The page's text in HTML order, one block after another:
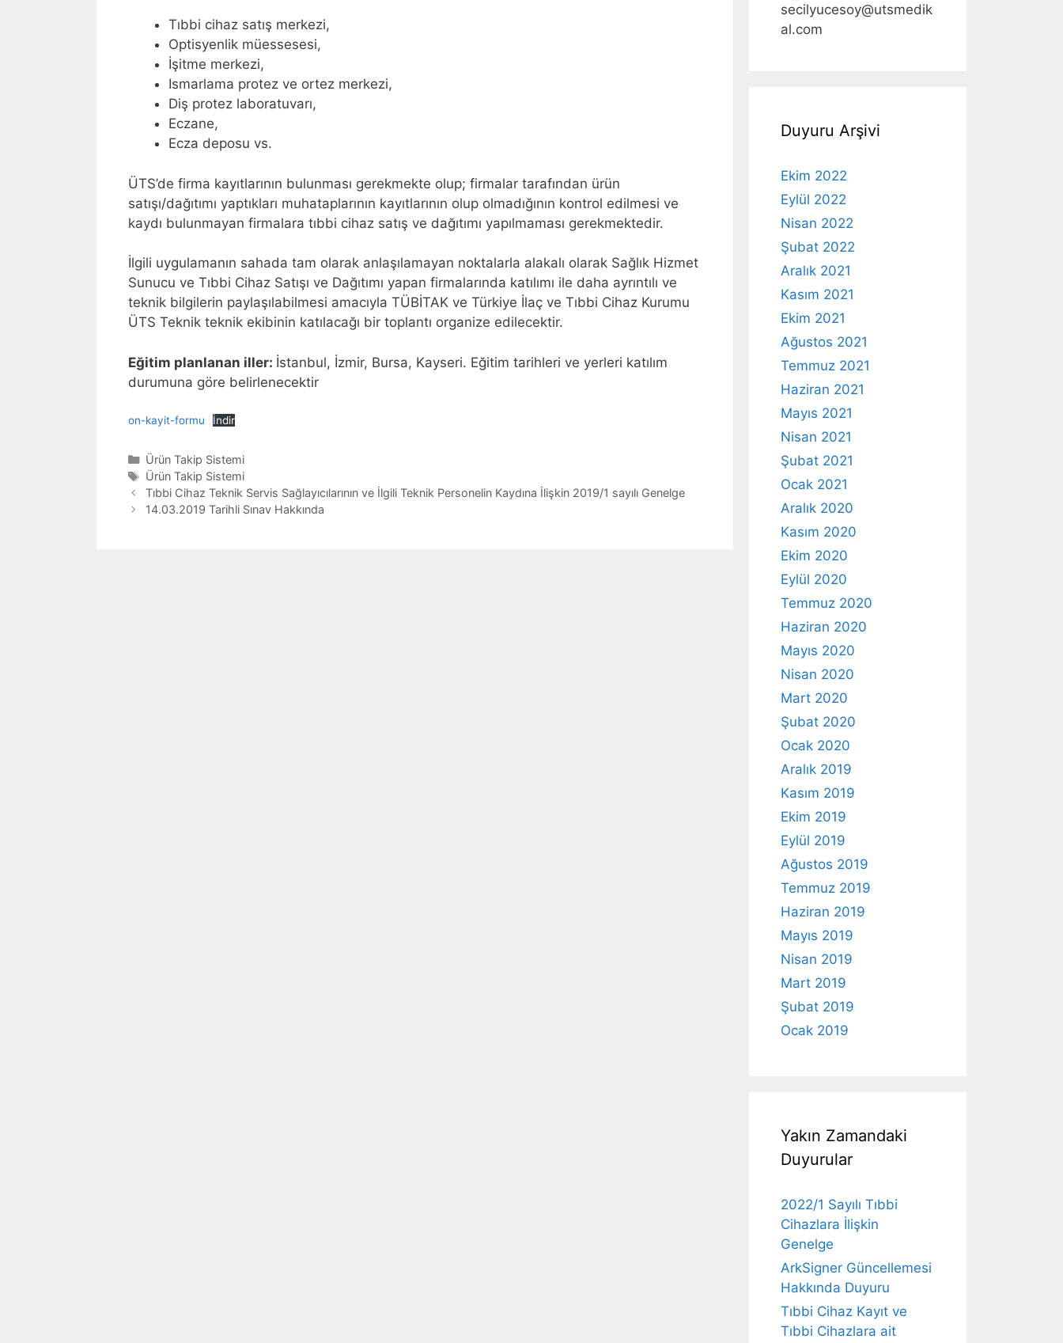
Tıbbi cihaz satış merkezi,
Optisyenlik müessesesi,
İşitme merkezi,
Ismarlama protez ve ortez merkezi,
Diş protez laboratuvarı,
Eczane,
Ecza deposu vs.
ÜTS’de firma kayıtlarının bulunması gerekmekte olup; firmalar tarafından ürün
satışı/dağıtımı yaptıkları muhataplarının kayıtlarının olup olmadığının kontrol edilmesi ve
kaydı bulunmayan firmalara tıbbi cihaz satış ve dağıtımı yapılmaması gerekmektedir.
İlgili uygulamanın sahada tam olarak anlaşılamayan noktalarla alakalı olarak Sağlık Hizmet
Sunucu ve Tıbbi Cihaz Satışı ve Dağıtımı yapan firmalarında katılımı ile daha ayrıntılı ve
teknik bilgilerin paylaşılabilmesi amacıyla TÜBİTAK ve Türkiye İlaç ve Tıbbi Cihaz Kurumu
ÜTS Teknik teknik ekibinin katılacağı bir toplantı organize edilecektir.
Eğitim planlanan iller: İstanbul, İzmir, Bursa, Kayseri. Eğitim tarihleri ve yerleri katılım
durumuna göre belirlenecektir
on-kayit-formu İndir
Kategoriler
Ürün Takip Sistemi
Etiketler
Ürün Takip Sistemi
Yazı
dolaşımı
Tıbbi Cihaz Teknik Servis Sağlayıcılarının ve İlgili Teknik Personelin Kaydına İlişkin 2019/1 sayılı Genelge
14.03.2019 Tarihli Sınav Hakkında
secilyucesoy@utsmedik
al.com
Duyuru Arşivi
Ekim 2022
Eylül 2022
Nisan 2022
Şubat 2022
Aralık 2021
Kasım 2021
Ekim 2021
Ağustos 2021
Temmuz 2021
Haziran 2021
Mayıs 2021
Nisan 2021
Şubat 2021
Ocak 2021
Aralık 2020
Kasım 2020
Ekim 2020
Eylül 2020
Temmuz 2020
Haziran 2020
Mayıs 2020
Nisan 2020
Mart 2020
Şubat 2020
Ocak 2020
Aralık 2019
Kasım 2019
Ekim 2019
Eylül 2019
Ağustos 2019
Temmuz 2019
Haziran 2019
Mayıs 2019
Nisan 2019
Mart 2019
Şubat 2019
Ocak 2019
Yakın Zamandaki
Duyurular
2022/1 Sayılı Tıbbi
Cihazlara İlişkin
Genelge
ArkSigner Güncellemesi
Hakkında Duyuru
Tıbbi Cihaz Kayıt ve
Tıbbi Cihazlara ait